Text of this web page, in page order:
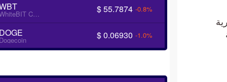
WBT $ 55.7874 -0.8%
DOGE
Dogecoin $ 0.06930 -1.0%